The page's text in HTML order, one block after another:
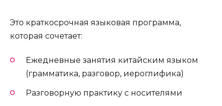
Это краткосрочная языковая программа,
которая сочетает:
Ежедневные занятия китайским языком
(грамматика, разговор, иероглифика)
Разговорную практику с носителями